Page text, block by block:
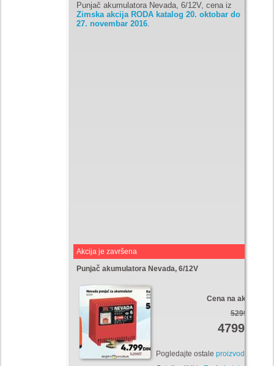
Punjač akumulatora Nevada, 6/12V, cena iz
Zimska akcija RODA katalog 20. oktobar do
27. novembar 2016.
Akcija je završena
Punjač akumulatora Nevada, 6/12V
Cena na akciji:
5299,99
4799Din
Pogledajte ostale proizvode